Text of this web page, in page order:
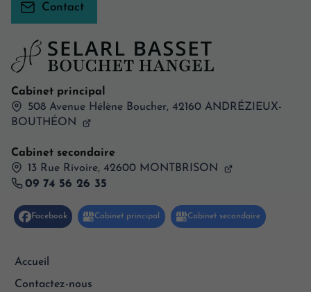
Cabinet principal
508 Avenue Hélène Boucher, 42160 ANDRÉZIEUX-
BOUTHÉON
Cabinet secondaire
13 Rue Rivoire, 42600 MONTBRISON
09 74 56 26 35
Accueil
Contactez-nous
Contact